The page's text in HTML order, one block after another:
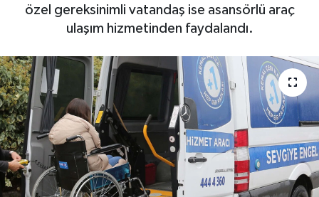
özel gereksinimli vatandaş ise asansörlü araç
ulaşım hizmetinden faydalandı.